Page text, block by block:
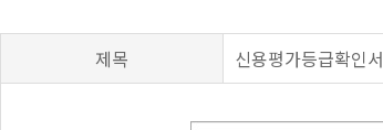
제목 신용평가등급확인서